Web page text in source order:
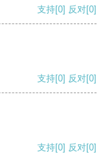
支持[0] 反对[0]
支持[0] 反对[0]
支持[0] 反对[0]